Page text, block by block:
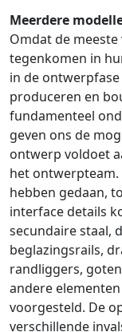
Meerdere
Omdat de
tegenkomen in
in de
produceren en
fundamenteel
geven ons de
ontwerp voldoet
het ontwerpteam.
hebben gedaan,
interface details
secundaire staal,
beglazingsrails,
randliggers,
andere
voorgesteld. De
verschillende